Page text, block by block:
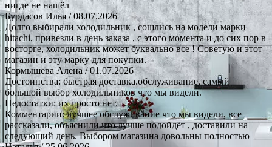
нигде не нашёл
Бурдасов Илья / 08.07.2026
Долго выбирали холодильник , сошлись на модели марки
hitachi, привезли в день заказа , с этого момента и до сих пор в
восторге, холодильник может буквально все ! Советую и этот
магазин и эту марку для покупки.
Кормышева Алена / 01.07.2026
Достоинства: быстрая доставка.обслуживание, самый
большой выбор холодильников что мы видели.
Недостатки: их просто нет.
Комментарии: лучшее обслуживание что мы видели, все
рассказали, объяснили что лучше подойдёт , доставили на
следующий день. Выбором магазина довольны полностью